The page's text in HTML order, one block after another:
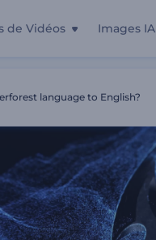
de Vidéos Images IA
language to English?